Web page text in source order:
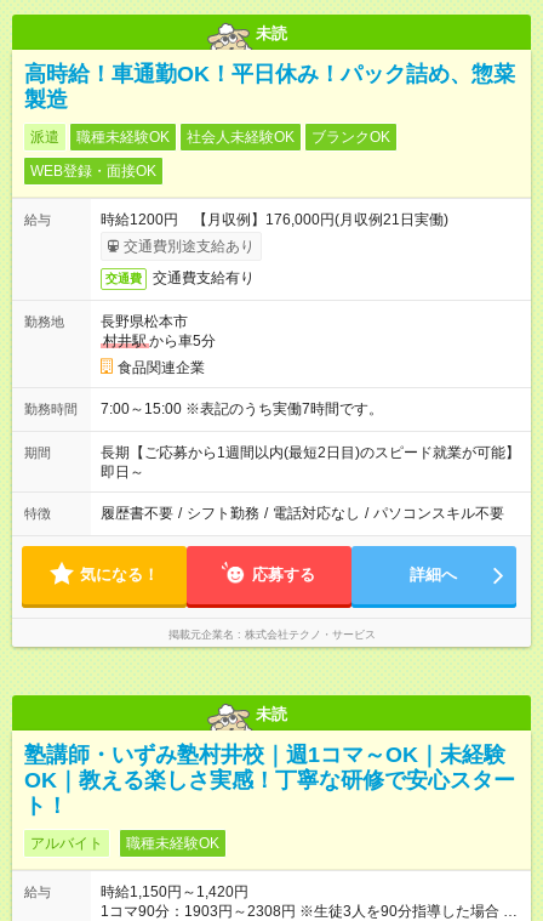
未読
高時給！車通勤OK！平日休み！パック詰め、惣菜
製造
派遣 職種未経験OK 社会人未経験OK
ブランクOK
WEB登録・面接OK
給与
時給1200円 【月収例】176,000円(月収例21日実働)
交通費別途支給あり
交通費 交通費支給有り
勤務地
長野県松本市
村井駅から車5分
食品関連企業
勤務時間 7:00～15:00 ※表記のうち実働7時間です。
期間
長期【ご応募から1週間以内(最短2日目)のスピード就業が可能】
即日～
特徴 履歴書不要 / シフト勤務 / 電話対応なし / パソコンスキル不要
気になる！ 応募する 詳細へ
掲載元企業名 株式会社テクノ・サービス
未読
塾講師・いずみ塾村井校｜週1コマ～OK｜未経験
OK｜教える楽しさ実感！丁寧な研修で安心スター
ト！
アルバイト 職種未経験OK
給与
時給1,150円～1,420円
1コマ90分：1903円～2308円 ※生徒3人を90分指導した場合 ✅